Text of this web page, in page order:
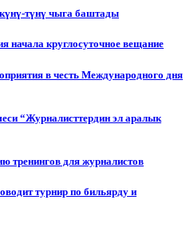
түнү чыга баштады
начала круглосуточное вещание
в честь Международного дня
“Журналисттердин эл аралык
тренингов для журналистов
турнир по бильярду и